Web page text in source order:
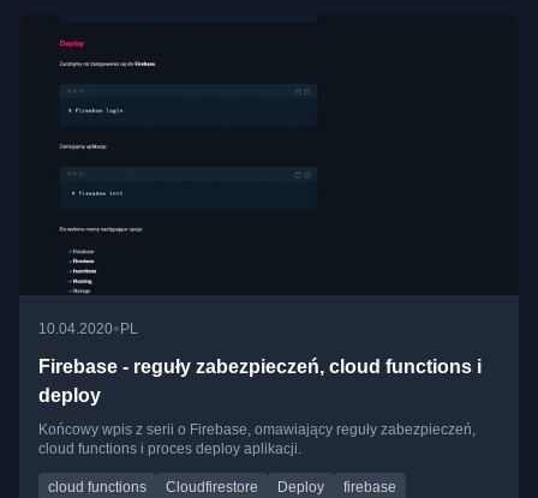
10.04.2020• PL
Firebase - reguły zabezpieczeń, cloud functions i
deploy
Końcowy wpis z serii o Firebase, omawiający reguły zabezpieczeń,
cloud functions i proces deploy aplikacji.
cloud functions Cloudfirestore Deploy
firebase